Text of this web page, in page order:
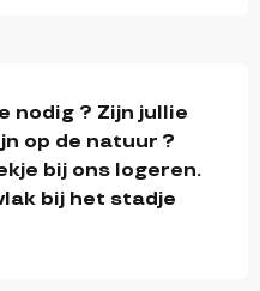
nodig ? Zijn jullie
op de natuur ?
bij ons logeren.
bij het stadje